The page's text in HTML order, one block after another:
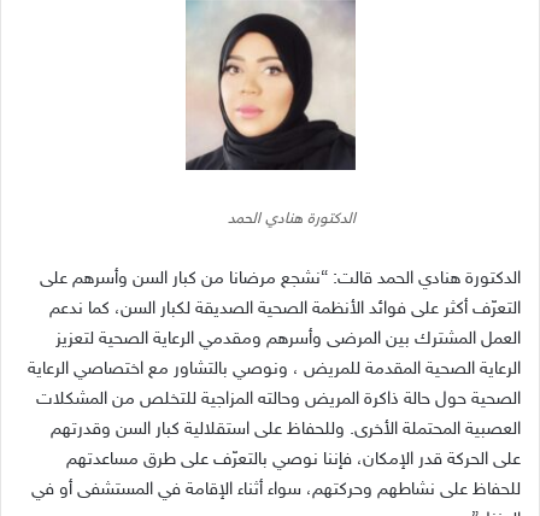
الدكتورة هنادي الحمد
الدكتورة هنادي الحمد قالت: “نشجع مرضانا من كبار السن وأسرهم على
التعرّف أكثر على فوائد الأنظمة الصحية الصديقة لكبار السن، كما ندعم
العمل المشترك بين المرضى وأسرهم ومقدمي الرعاية الصحية لتعزيز
الرعاية الصحية المقدمة للمريض ، ونوصي بالتشاور مع اختصاصي الرعاية
الصحية حول حالة ذاكرة المريض وحالته المزاجية للتخلص من المشكلات
العصبية المحتملة الأخرى. وللحفاظ على استقلالية كبار السن وقدرتهم
على الحركة قدر الإمكان، فإننا نوصي بالتعرّف على طرق مساعدتهم
للحفاظ على نشاطهم وحركتهم، سواء أثناء الإقامة في المستشفى أو في